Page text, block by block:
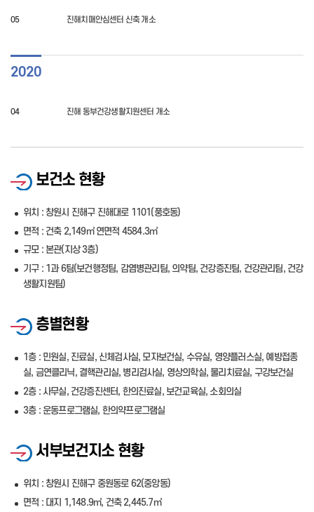
05 진해치매안심센터 신축 개소
2020
04 진해 동부건강생활지원센터 개소
보건소 현황
위치 : 창원시 진해구 진해대로 1101(풍호동)
면적 : 건축 2,149㎡ 연면적 4584.3㎡
규모 : 본관(지상 3층)
기구 : 1과 6팀(보건행정팀, 감염병관리팀, 의약팀, 건강증진팀, 건강관리팀, 건강
생활지원팀)
층별현황
1층 : 민원실, 진료실, 신체검사실, 모자보건실, 수유실, 영양플러스실, 예방접종
실, 금연클리닉, 결핵관리실, 병리검사실, 영상의학실, 물리치료실, 구강보건실
2층 : 사무실, 건강증진센터, 한의진료실, 보건교육실, 소회의실
3층 : 운동프로그램실, 한의약프로그램실
서부보건지소 현황
위치 : 창원시 진해구 중원동로 62(중앙동)
면적 : 대지 1,148.9㎡, 건축 2,445.7㎡